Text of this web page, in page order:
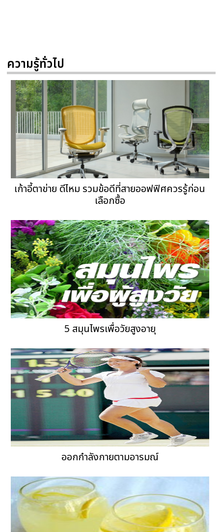
ความรู้ทั่วไป
เก้าอี้ตาข่าย ดีไหม รวมข้อดีที่สายออฟฟิศควรรู้ก่อน
เลือกซื้อ
5 สมุนไพรเพื่อวัยสูงอายุ
ออกกำลังกายตามอารมณ์